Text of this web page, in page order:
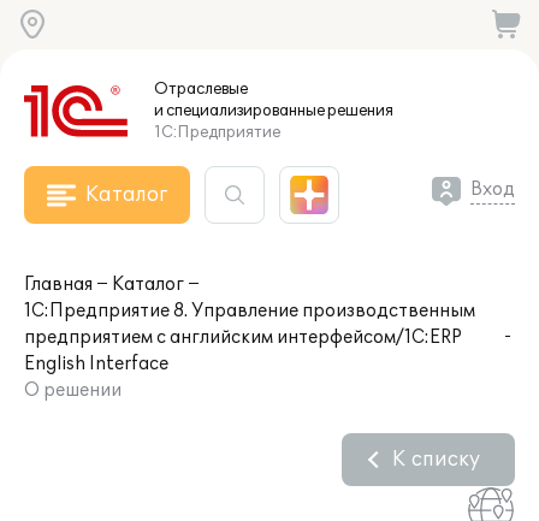
Отраслевые
и специализированныерешения
1С:Предприятие
Каталог Вход
Главная
Каталог
1С:Предприятие 8. Управление производственным
предприятием с английским интерфейсом/1C:ERP
English Interface
О решении
К списку